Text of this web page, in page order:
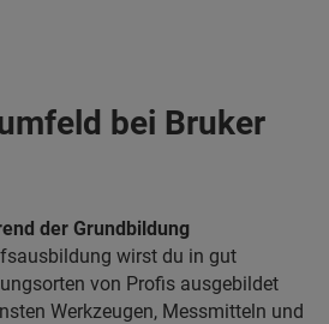
bei Bruker
der Grundbildung
wirst du in gut
von Profis ausgebildet
Werkzeugen, Messmitteln und